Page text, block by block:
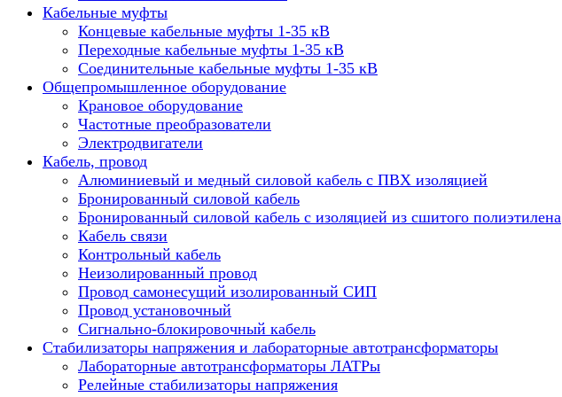
Кабельные муфты
Концевые кабельные муфты 1-35 кВ
Переходные кабельные муфты 1-35 кВ
Соединительные кабельные муфты 1-35 кВ
Общепромышленное оборудование
Крановое оборудование
Частотные преобразователи
Электродвигатели
Кабель, провод
Алюминиевый и медный силовой кабель с ПВХ изоляцией
Бронированный силовой кабель
Бронированный силовой кабель с изоляцией из сшитого полиэтилена
Кабель связи
Контрольный кабель
Неизолированный провод
Провод самонесущий изолированный СИП
Провод установочный
Сигнально-блокировочный кабель
Стабилизаторы напряжения и лабораторные автотрансформаторы
Лабораторные автотрансформаторы ЛАТРы
Релейные стабилизаторы напряжения